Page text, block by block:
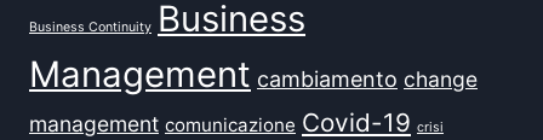
Business Continuity Business
Management cambiamento change
management comunicazione Covid-19 crisi